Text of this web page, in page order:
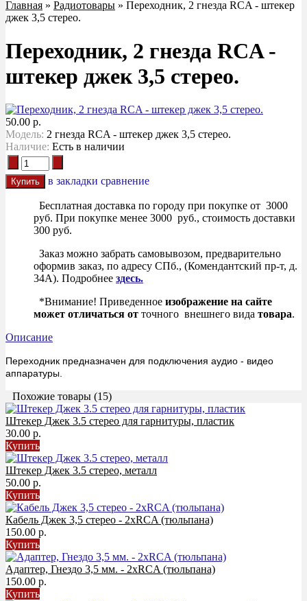
Главная » Радиотовары » Переходник, 2 гнезда RCA - штекер
джек 3,5 стерео.
Переходник, 2 гнезда RCA -
штекер джек 3,5 стерео.
50.00 р.
Модель: 2 гнезда RCA - штекер джек 3,5 стерео.
Наличие: Есть в наличии
в закладки сравнение
Бесплатная доставка по городу при покупке от 3000
руб. При покупке менее 3000 руб., стоимость доставки
300 руб.
Заказ можно забрать самовывозом, предварительно
оформив заказ, по адресу СПб., (Комендантский пр-т, д.
34А). Подробнее здесь.
*Внимание! Приведенное изображение на сайте
может отличаться от точного внешнего вида товара.
Описание
Переходник предназначен для подключения аудио - видео
аппаратуры.
Похожие товары (15)
Штекер Джек 3.5 стерео для гарнитуры, пластик
30.00 р.
Купить
Штекер Джек 3.5 стерео, металл
50.00 р.
Купить
Кабель Джек 3,5 стерео - 2хRCA (тюльпана)
150.00 р.
Купить
Адаптер, Гнездо 3,5 мм. - 2хRCA (тюльпана)
150.00 р.
Купить